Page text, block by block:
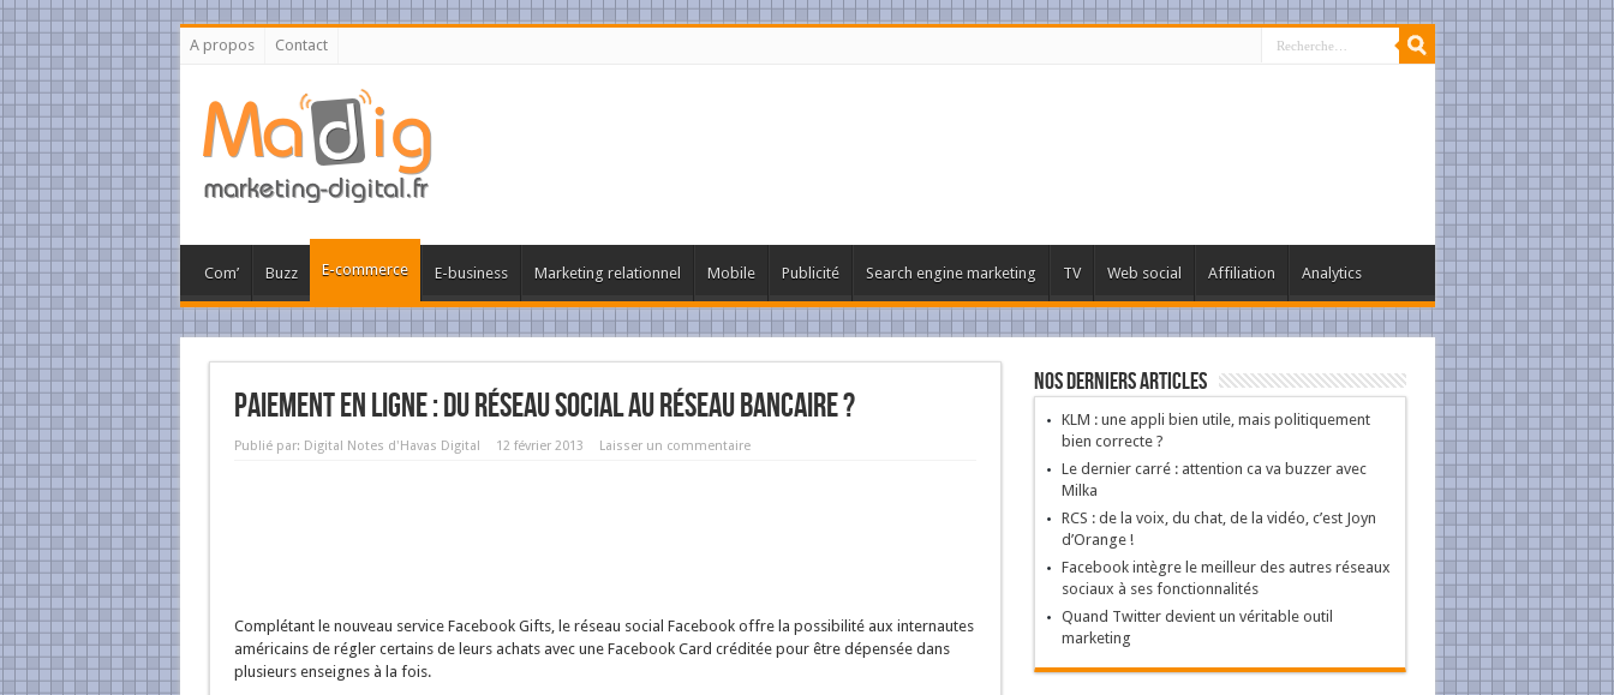
A propos Contact
Com’ Buzz E-commerce E-business Marketing relationnel Mobile Publicité Search engine marketing TV Web social Affiliation Analytics
Paiement En Ligne : Du Réseau Social Au Réseau Bancaire ?
Publié par: Digital Notes d'Havas Digital 12 février 2013 Laisser un commentaire
Complétant le nouveau service Facebook Gifts, le réseau social Facebook offre la possibilité aux internautes
américains de régler certains de leurs achats avec une Facebook Card créditée pour être dépensée dans
plusieurs enseignes à la fois.
Nos Derniers Articles
KLM : une appli bien utile, mais politiquement
bien correcte ?
Le dernier carré : attention ca va buzzer avec
Milka
RCS : de la voix, du chat, de la vidéo, c’est Joyn
d’Orange !
Facebook intègre le meilleur des autres réseaux
sociaux à ses fonctionnalités
Quand Twitter devient un véritable outil
marketing